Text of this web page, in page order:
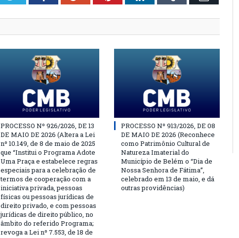
PROCESSO Nº 926/2026, DE 13
DE MAIO DE 2026 (Altera a Lei
nº 10.149, de 8 de maio de 2025
que “Institui o Programa Adote
Uma Praça e estabelece regras
especiais para a celebração de
termos de cooperação com a
iniciativa privada, pessoas
físicas ou pessoas jurídicas de
direito privado, e com pessoas
jurídicas de direito público, no
âmbito do referido Programa;
revoga a Lei nº 7.553, de 18 de
PROCESSO Nº 913/2026, DE 08
DE MAIO DE 2026 (Reconhece
como Patrimônio Cultural de
Natureza Imaterial do
Município de Belém o “Dia de
Nossa Senhora de Fátima”,
celebrado em 13 de maio, e dá
outras providências)